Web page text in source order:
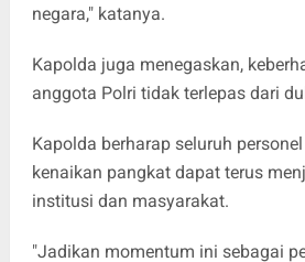
negara," katanya.
Kapolda juga menegaskan,
anggota Polri tidak terlepas dari
Kapolda berharap seluruh
kenaikan pangkat dapat terus
institusi dan masyarakat.
"Jadikan momentum ini sebagai